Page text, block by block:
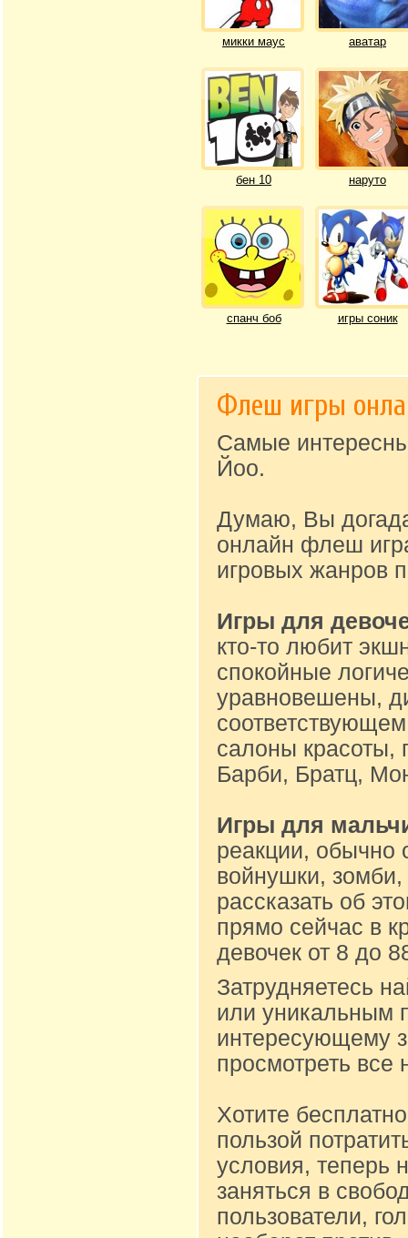
микки маус аватар
бен 10 наруто
спанч боб игры соник
Флеш игры
Самые
Йоо.
Думаю, Вы
онлайн флеш
игровых жанров
Игры для
кто-то любит
спокойные
уравновешены,
салоны красоты,
Барби, Братц,
Игры для
реакции, обычно
войнушки, зомби,
рассказать об
прямо сейчас в
девочек от 8 до
Затрудняетесь
или уникальным
интересующему
просмотреть все
Хотите
пользой
условия, теперь
заняться в
пользователи,